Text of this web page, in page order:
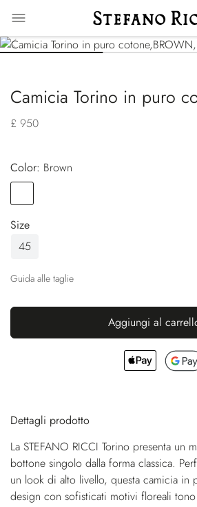
Camicia Torino in puro
£ 950
Color:
brown
Size
45
Guida alle taglie
Aggiungi al
Dettagli prodotto
La STEFANO RICCI Torino presenta un
bottone singolo dalla forma classica.
un look di alto livello, questa camicia in
design con sofisticati motivi floreali